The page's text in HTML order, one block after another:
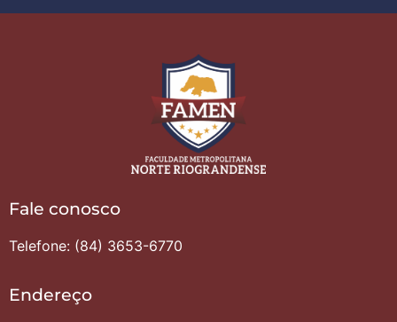
Fale conosco
Telefone: (84) 3653-6770
Endereço